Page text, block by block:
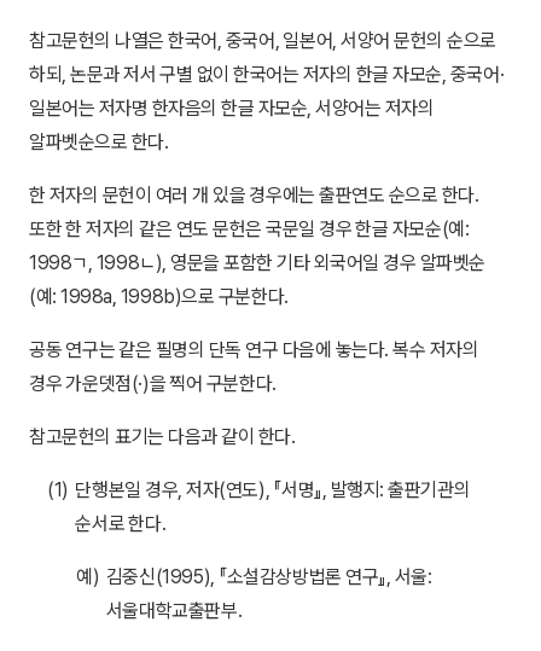
참고문헌의 나열은 한국어, 중국어, 일본어, 서양어 문헌의 순으로
하되, 논문과 저서 구별 없이 한국어는 저자의 한글 자모순, 중국어·
일본어는 저자명 한자음의 한글 자모순, 서양어는 저자의
알파벳순으로 한다.
한 저자의 문헌이 여러 개 있을 경우에는 출판연도 순으로 한다.
또한 한 저자의 같은 연도 문헌은 국문일 경우 한글 자모순(예:
1998ㄱ, 1998ㄴ), 영문을 포함한 기타 외국어일 경우 알파벳순
(예: 1998a, 1998b)으로 구분한다.
공동 연구는 같은 필명의 단독 연구 다음에 놓는다. 복수 저자의
경우 가운뎃점(·)을 찍어 구분한다.
참고문헌의 표기는 다음과 같이 한다.
(1) 단행본일 경우, 저자(연도), 『서명』, 발행지: 출판기관의
순서로 한다.
예) 김중신(1995), 『소설감상방법론 연구』, 서울:
서울대학교출판부.